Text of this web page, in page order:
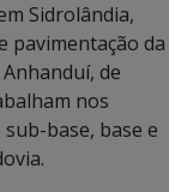
Sidrolândia,
pavimentação da
de
nos
base, base e